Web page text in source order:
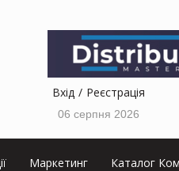
Вхід Реєстрація
06 серпня 2026
Маркетинг Каталог